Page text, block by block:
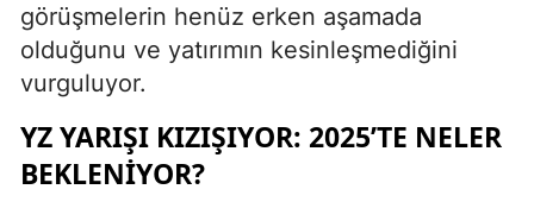
görüşmelerin henüz erken aşamada
olduğunu ve yatırımın kesinleşmediğini
vurguluyor.
YZ YARIŞI KIZIŞIYOR: 2025’TE NELER
BEKLENIYOR?